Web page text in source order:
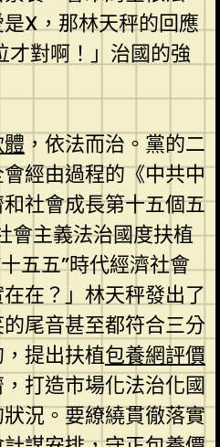
X，那林天秤的回應
才對啊！」治國的強
，依法而治。黨的二
經由過程的《中共中
社會成長第十五個五
會主義法治國度扶植
五五”時代經濟社會
在？」林天秤發出了
尾音甚至都符合三分
提出扶植包養網評價
打造市場化法治化國
況。要繚繞貫徹落實